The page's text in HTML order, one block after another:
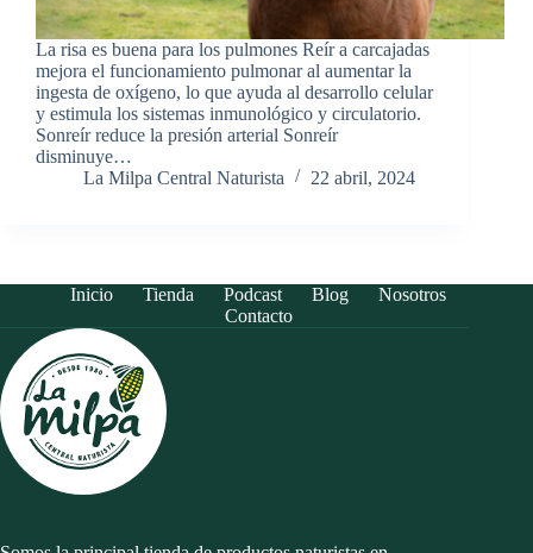
La risa es buena para los pulmones Reír a carcajadas
mejora el funcionamiento pulmonar al aumentar la
ingesta de oxígeno, lo que ayuda al desarrollo celular
y estimula los sistemas inmunológico y circulatorio.
Sonreír reduce la presión arterial Sonreír
disminuye…
La Milpa Central Naturista
22 abril, 2024
Inicio Tienda Podcast Blog
Nosotros
Contacto